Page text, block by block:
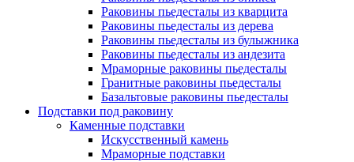
Раковины пьедесталы из кварцита
Раковины пьедесталы из дерева
Раковины пьедесталы из булыжника
Раковины пьедесталы из андезита
Мраморные раковины пьедесталы
Гранитные раковины пьедесталы
Базальтовые раковины пьедесталы
Подставки под раковину
Каменные подставки
Искусственный камень
Мраморные подставки